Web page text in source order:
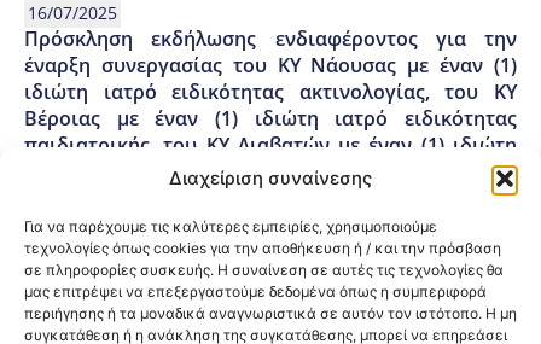
Διαχείριση συναίνεσης
Για να παρέχουμε τις καλύτερες εμπειρίες, χρησιμοποιούμε
τεχνολογίες όπως cookies για την αποθήκευση ή / και την πρόσβαση
σε πληροφορίες συσκευής. Η συναίνεση σε αυτές τις τεχνολογίες θα
μας επιτρέψει να επεξεργαστούμε δεδομένα όπως η συμπεριφορά
περιήγησης ή τα μοναδικά αναγνωριστικά σε αυτόν τον ιστότοπο. Η μη
συγκατάθεση ή η ανάκληση της συγκατάθεσης, μπορεί να επηρεάσει
16/07/2025
Πρόσκληση εκδήλωσης ενδιαφέροντος για την
έναρξη συνεργασίας του ΚΥ Νάουσας με έναν (1)
ιδιώτη ιατρό ειδικότητας ακτινολογίας, του ΚΥ
Βέροιας με έναν (1) ιδιώτη ιατρό ειδικότητας
παιδιατρικής, του ΚΥ Διαβατών με έναν (1) ιδιώτη
ιατρό ειδικότητας δερματολογίας αφροδισιολογίας,
του ΚΥ Σκύδρας με έναν (1) ιδιώτη ιατρό ειδικότητας
παιδιατρικής και του ΚΥ Αριδαίας με έναν (1) ιδιώτη
ιατρό ειδικότητας μαιευτικής γυναικολογίας, με
καθεστώς έκδοσης δελτίου απόδειξης παροχής
υπηρεσιών. Έναρξη προθεσμίας υποβολής
αιτήσεων: 16-07-25 και ώρα 10:00. Λήξη υποβολής: